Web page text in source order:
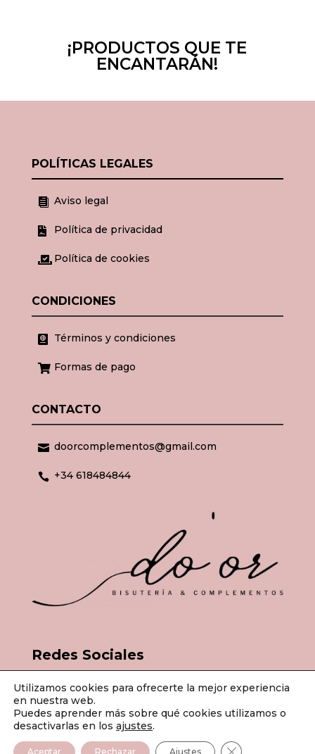
¡PRODUCTOS QUE TE
ENCANTARÁN!
POLÍTICAS LEGALES
 Aviso legal
 Política de privacidad
 Política de cookies
CONDICIONES
 Términos y condiciones
 Formas de pago
CONTACTO
 doorcomplementos@gmail.com
 +34 618484844
Redes Sociales
Utilizamos cookies para ofrecerte la mejor experiencia
en nuestra web.
Puedes aprender más sobre qué cookies utilizamos o
desactivarlas en los ajustes.
Aceptar Rechazar Ajustes Cerrar el banner